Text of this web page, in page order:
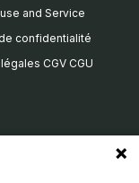
and Service
confidentialité
CGV CGU